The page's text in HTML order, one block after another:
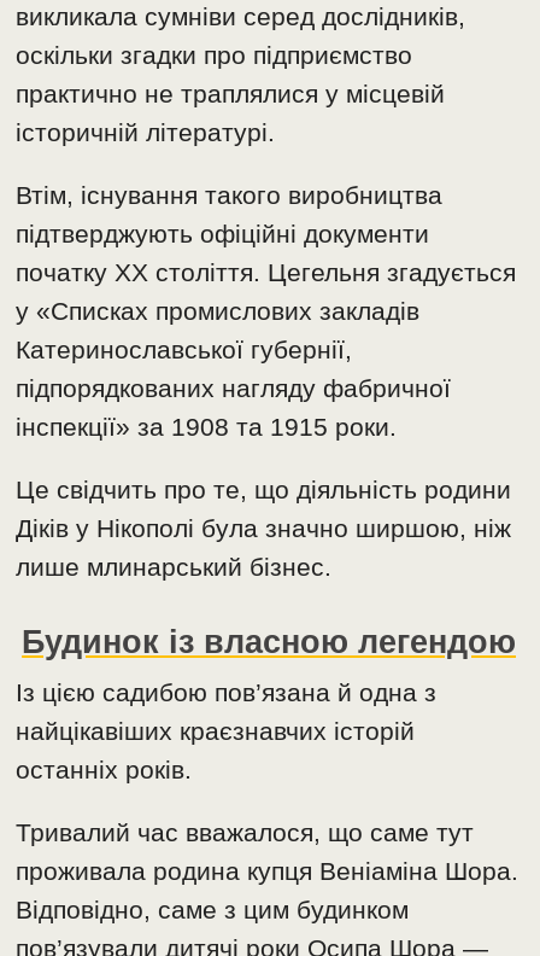
викликала сумніви серед дослідників,
оскільки згадки про підприємство
практично не траплялися у місцевій
історичній літературі.
Втім, існування такого виробництва
підтверджують офіційні документи
початку XX століття. Цегельня згадується
у «Списках промислових закладів
Катеринославської губернії,
підпорядкованих нагляду фабричної
інспекції» за 1908 та 1915 роки.
Це свідчить про те, що діяльність родини
Діків у Нікополі була значно ширшою, ніж
лише млинарський бізнес.
Будинок із власною легендою
Із цією садибою пов’язана й одна з
найцікавіших краєзнавчих історій
останніх років.
Тривалий час вважалося, що саме тут
проживала родина купця Веніаміна Шора.
Відповідно, саме з цим будинком
пов’язували дитячі роки Осипа Шора —